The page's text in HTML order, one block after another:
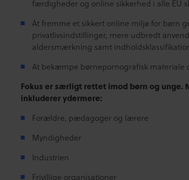
færdigheder og online sikkerhed i alle EU
At fremme et sikkert online miljø for børn
privatlivsindstillinger, mere udbredt
aldersmærkning samt
At bekæmpe børnepornografisk materiale
Fokus er særligt rettet imod børn og unge.
inkluderer ydermere:
Forældre, pædagoger og lærere
Myndigheder
Industrien
Frivillige organisationer